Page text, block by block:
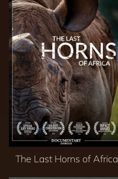
The Last Horns of Africa